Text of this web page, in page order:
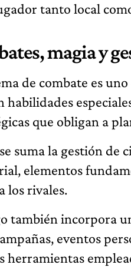
tanto local
magia y
de combate es
habilidades
que obligan a
suma la gestión de
elementos
los rivales.
también incorpora
eventos
herramientas